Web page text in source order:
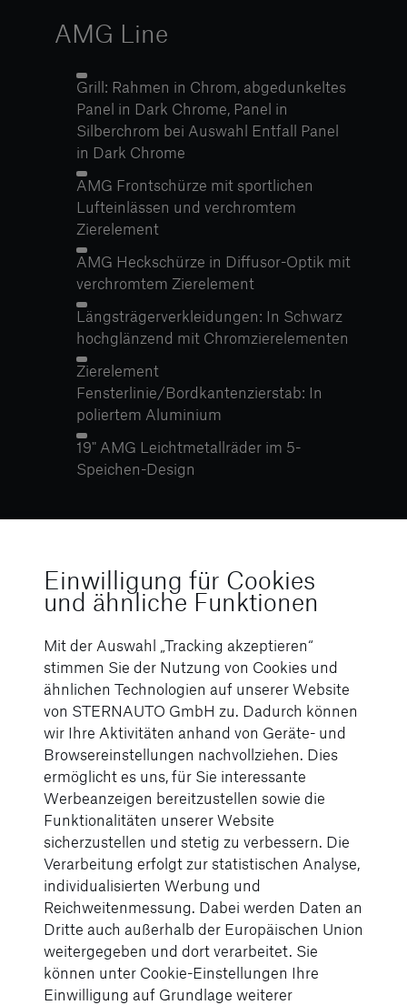
AMG Line
Grill: Rahmen in Chrom, abgedunkeltes
Panel in Dark Chrome, Panel in
Silberchrom bei Auswahl Entfall Panel
in Dark Chrome
AMG Frontschürze mit sportlichen
Lufteinlässen und verchromtem
Zierelement
AMG Heckschürze in Diffusor-Optik mit
verchromtem Zierelement
Längsträgerverkleidungen: In Schwarz
hochglänzend mit Chromzierelementen
Zierelement
Fensterlinie/Bordkantenzierstab: In
poliertem Aluminium
19" AMG Leichtmetallräder im 5-
Speichen-Design
Night-Paket
Grill:Rahmen und Panel abgedunkelt in
Dark Chrome
AMG Frontschürze mit sportlichen
Lufteinlässen und Zierelement in
Schwarz hochglänzend
Einwilligung für Cookies
und ähnliche Funktionen
Mit der Auswahl „Tracking akzeptieren“
stimmen Sie der Nutzung von Cookies und
ähnlichen Technologien auf unserer Website
von STERNAUTO GmbH zu. Dadurch können
wir Ihre Aktivitäten anhand von Geräte- und
Browsereinstellungen nachvollziehen. Dies
ermöglicht es uns, für Sie interessante
Werbeanzeigen bereitzustellen sowie die
Funktionalitäten unserer Website
sicherzustellen und stetig zu verbessern. Die
Verarbeitung erfolgt zur statistischen Analyse,
individualisierten Werbung und
Reichweitenmessung. Dabei werden Daten an
Dritte auch außerhalb der Europäischen Union
weitergegeben und dort verarbeitet. Sie
können unter Cookie-Einstellungen Ihre
Einwilligung auf Grundlage weiterer